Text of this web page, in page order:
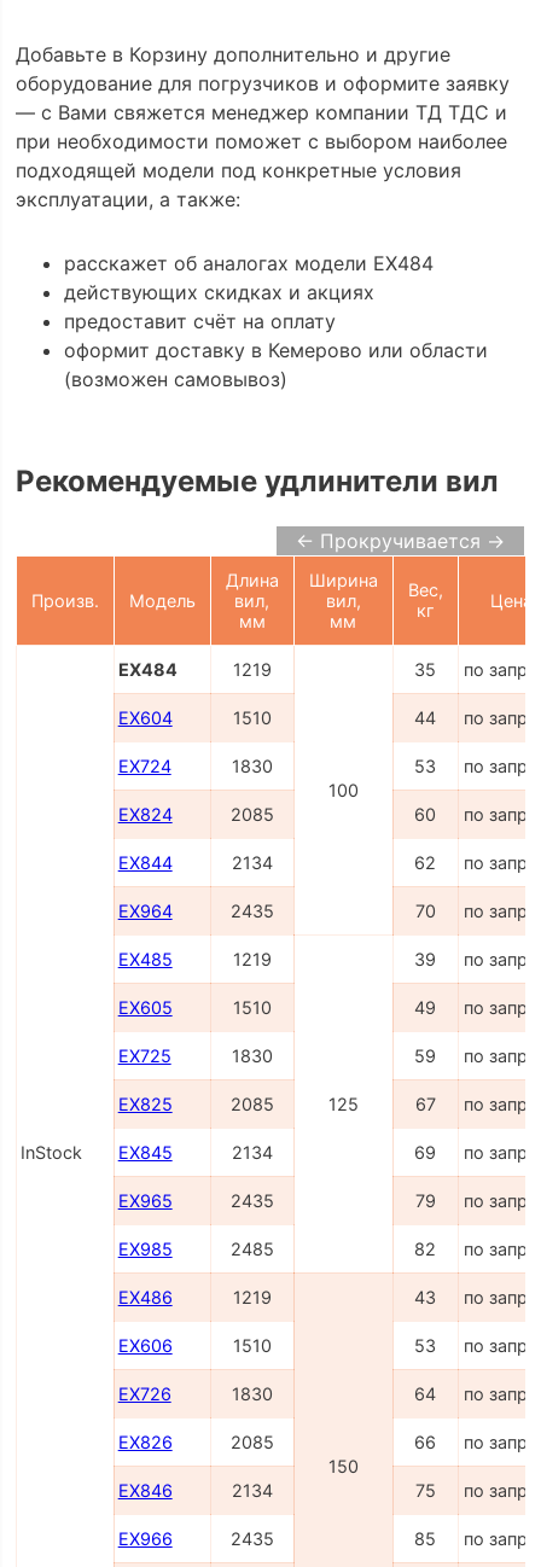
Добавьте в Корзину дополнительно и другие
оборудование для погрузчиков и оформите заявку
— с Вами свяжется менеджер компании ТД ТДС и
при необходимости поможет с выбором наиболее
подходящей модели под конкретные условия
эксплуатации, а также:
расскажет об аналогах модели EX484
действующих скидках и акциях
предоставит счёт на оплату
оформит доставку в Кемерово или области
(возможен самовывоз)
Рекомендуемые удлинители вил
← Прокручивается →
Произв. Модель
Длина
вил,
мм
Ширина
вил,
мм
Вес,
кг
Цена
InStock
EX484 1219
100
35 по
EX604 1510 44 по
EX724 1830 53 по
EX824 2085 60 по
EX844 2134 62 по
EX964 2435 70 по
EX485 1219
125
39 по
EX605 1510 49 по
EX725 1830 59 по
EX825 2085 67 по
EX845 2134 69 по
EX965 2435 79 по
EX985 2485 82 по
EX486 1219
150
43 по
EX606 1510 53 по
EX726 1830 64 по
EX826 2085 66 по
EX846 2134 75 по
EX966 2435 85 по